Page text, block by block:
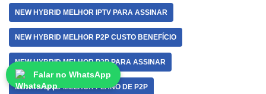
NEW HYBRID MELHOR IPTV PARA ASSINAR
NEW HYBRID MELHOR P2P CUSTO BENEFÍCIO
NEW HYBRID MELHOR P2P PARA ASSINAR
NEW HYBRID MELHOR PLANO DE P2P
Falar no WhatsApp